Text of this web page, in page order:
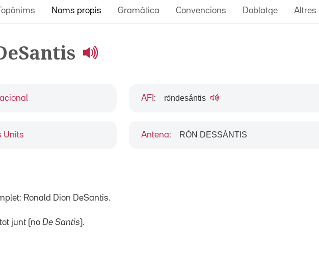
Noms propis Gramàtica Convencions Doblatge Altres
Units
AFI : rɔ́ndesántis
Antena: RÒN DESSÀNTIS
Ronald Dion DeSantis.
junt (no De Santis).